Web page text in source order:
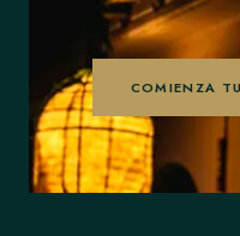
COMIENZA